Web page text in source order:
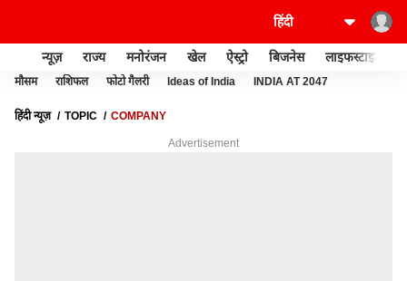
न्यूज़ राज्य मनोरंजन खेल ऐस्ट्रो बिजनेस लाइफस्टाइल
मौसम राशिफल फोटो गैलरी Ideas of India INDIA AT 2047
हिंदी न्यूज़ TOPIC COMPANY
Advertisement